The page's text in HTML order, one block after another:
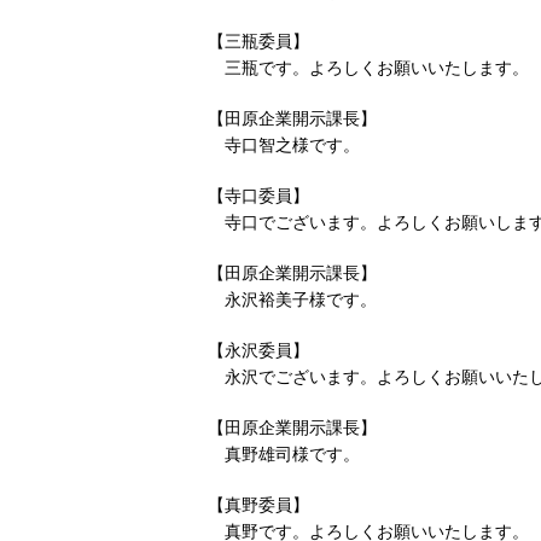
【三瓶委員】
三瓶です。よろしくお願いいたします。
【田原企業開示課長】
寺口智之様です。
【寺口委員】
寺口でございます。よろしくお願いします
【田原企業開示課長】
永沢裕美子様です。
【永沢委員】
永沢でございます。よろしくお願いいた
【田原企業開示課長】
真野雄司様です。
【真野委員】
真野です。よろしくお願いいたします。